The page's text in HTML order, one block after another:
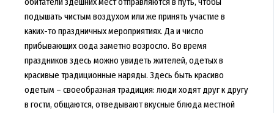
подышать чистым воздухом или же принять участие в
каких-то праздничных мероприятиях. Да и число
прибывающих сюда заметно возросло. Во время
праздников здесь можно увидеть жителей, одетых в
красивые традиционные наряды. Здесь быть красиво
одетым – своеобразная традиция: люди ходят друг к другу
в гости, общаются, отведывают вкусные блюда местной